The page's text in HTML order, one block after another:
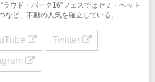
ウド・パーク16”フェスではセミ・ヘッド
など、不動の人気を確立している。
Twitter